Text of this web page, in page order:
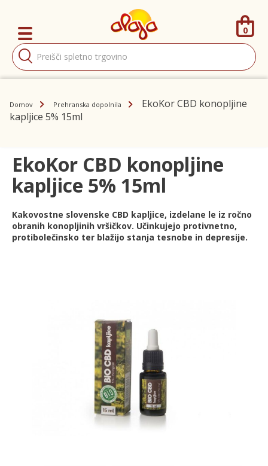
Products
search
0
Domov Prehranska dopolnila
EkoKor CBD konopljine
kapljice 5% 15ml
EkoKor CBD konopljine
kapljice 5% 15ml
Kakovostne slovenske CBD kapljice, izdelane le iz ročno
obranih konopljinih vršičkov. Učinkujejo protivnetno,
protibolečinsko ter blažijo stanja tesnobe in depresije.